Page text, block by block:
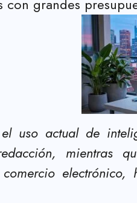
con grandes
uso actual de
mientras